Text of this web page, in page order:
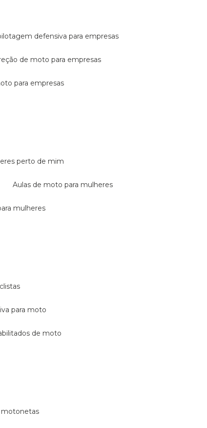
defensiva para empresas
de moto para empresas
para empresas
perto de mim
aulas de moto para mulheres
mulheres
para moto
de moto
motonetas